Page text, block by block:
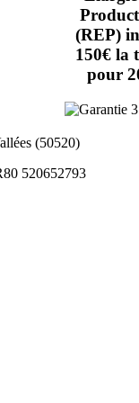
(REP)
150€ la
pour
(50520)
520652793